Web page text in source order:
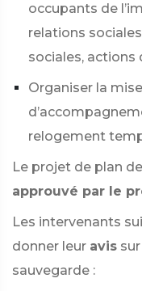
occupants de
relations
sociales, actions
Organiser la
relogement
Le projet de plan
approuvé par le
Les intervenants
donner leur avis
sauvegarde :